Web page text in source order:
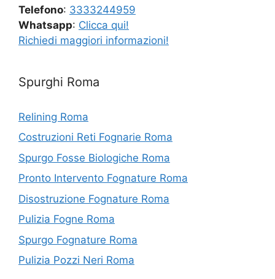
Telefono: 3333244959
Whatsapp: Clicca qui!
Richiedi maggiori informazioni!
Spurghi Roma
Relining Roma
Costruzioni Reti Fognarie Roma
Spurgo Fosse Biologiche Roma
Pronto Intervento Fognature Roma
Disostruzione Fognature Roma
Pulizia Fogne Roma
Spurgo Fognature Roma
Pulizia Pozzi Neri Roma